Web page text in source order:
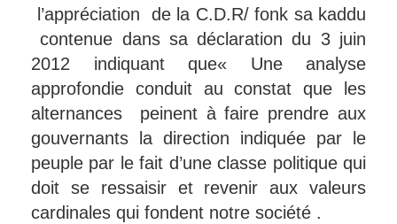
l’appréciation de la C.D.R/ fonk sa kaddu
contenue dans sa déclaration du 3 juin
2012 indiquant que« Une analyse
approfondie conduit au constat que les
alternances peinent à faire prendre aux
gouvernants la direction indiquée par le
peuple par le fait d’une classe politique qui
doit se ressaisir et revenir aux valeurs
cardinales qui fondent notre société .